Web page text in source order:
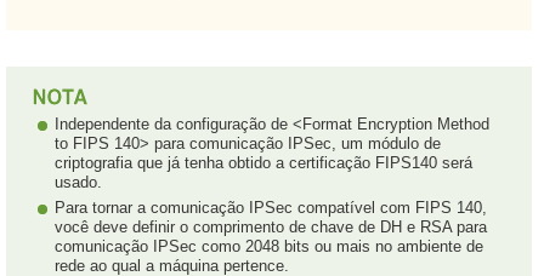
Independente da configuração de <Format Encryption Method
to FIPS 140> para comunicação IPSec, um módulo de
criptografia que já tenha obtido a certificação FIPS140 será
usado.
Para tornar a comunicação IPSec compatível com FIPS 140,
você deve definir o comprimento de chave de DH e RSA para
comunicação IPSec como 2048 bits ou mais no ambiente de
rede ao qual a máquina pertence.